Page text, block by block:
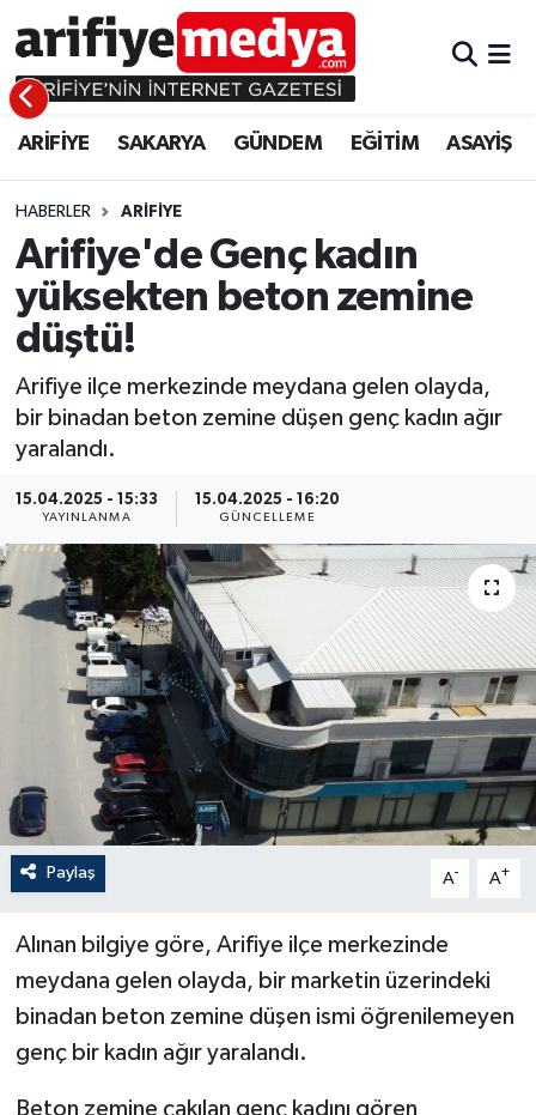
ARİFİYE SAKARYA GÜNDEM EĞİTİM ASAYİŞ
HABERLER ARİFİYE
Arifiye'de Genç kadın
yüksekten beton zemine
düştü!
Arifiye ilçe merkezinde meydana gelen olayda,
bir binadan beton zemine düşen genç kadın ağır
yaralandı.
15.04.2025 - 15:33
YAYINLANMA
15.04.2025 - 16:20
GÜNCELLEME
Paylaş A- A+
Alınan bilgiye göre, Arifiye ilçe merkezinde
meydana gelen olayda, bir marketin üzerindeki
binadan beton zemine düşen ismi öğrenilemeyen
genç bir kadın ağır yaralandı.
Beton zemine çakılan genç kadını gören
ARİFİYE
SAKARYA
GÜNDEM
EĞİTİM
ASAYİŞ
EKONOMİ
ARİFİYE
GÜNDEM
EĞİTİM
EKONOMİ
ASAYİŞ
Sakarya Hava Durumu
Sakarya Namaz Vakitleri
Sakarya Trafik Yoğunluk Haritası
Süper Lig Puan Durumu ve Fikstür
Tüm Manşetler
Son Dakika Haberleri
Haber Arşivi